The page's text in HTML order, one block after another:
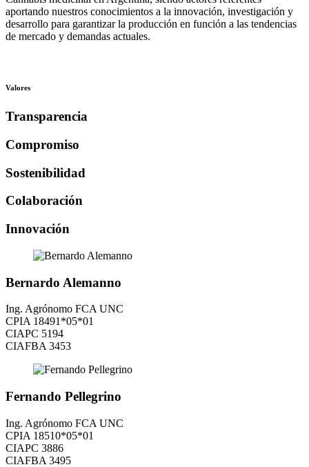
aportando nuestros conocimientos a la innovación, investigación y
desarrollo para garantizar la producción en función a las tendencias
de mercado y demandas actuales.
Valores
Transparencia
Compromiso
Sostenibilidad
Colaboración
Innovación
Bernardo Alemanno
Ing. Agrónomo FCA UNC
CPIA 18491*05*01
CIAPC 5194
CIAFBA 3453
Fernando Pellegrino
Ing. Agrónomo FCA UNC
CPIA 18510*05*01
CIAPC 3886
CIAFBA 3495